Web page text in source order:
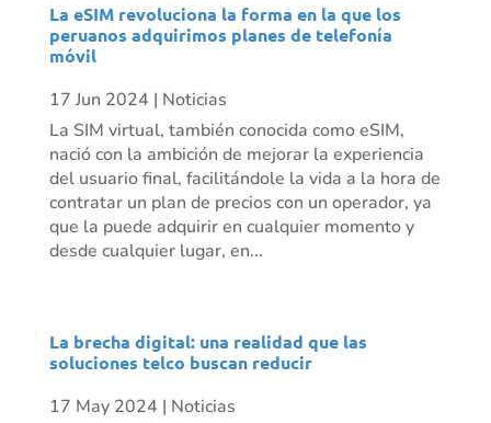
La eSIM revoluciona la forma en la que los
peruanos adquirimos planes de telefonía
móvil
17 Jun 2024 | Noticias
La SIM virtual, también conocida como eSIM,
nació con la ambición de mejorar la experiencia
del usuario final, facilitándole la vida a la hora de
contratar un plan de precios con un operador, ya
que la puede adquirir en cualquier momento y
desde cualquier lugar, en...
La brecha digital: una realidad que las
soluciones telco buscan reducir
17 May 2024 | Noticias